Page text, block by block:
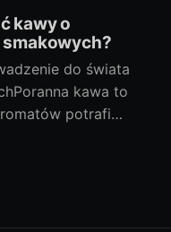
kawy o
do świata
kawa to
potrafi
z nas nie
pachnącego